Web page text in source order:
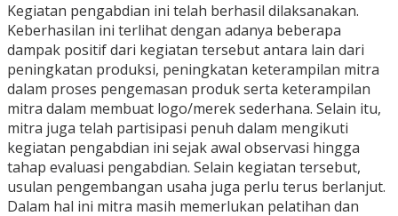
Kegiatan pengabdian ini telah berhasil dilaksanakan.
Keberhasilan ini terlihat dengan adanya beberapa
dampak positif dari kegiatan tersebut antara lain dari
peningkatan produksi, peningkatan keterampilan mitra
dalam proses pengemasan produk serta keterampilan
mitra dalam membuat logo/merek sederhana. Selain itu,
mitra juga telah partisipasi penuh dalam mengikuti
kegiatan pengabdian ini sejak awal observasi hingga
tahap evaluasi pengabdian. Selain kegiatan tersebut,
usulan pengembangan usaha juga perlu terus berlanjut.
Dalam hal ini mitra masih memerlukan pelatihan dan